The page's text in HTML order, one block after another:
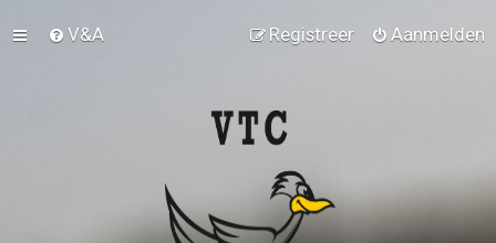
V&A Aanmelden
Registreer